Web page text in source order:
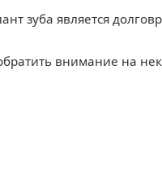
зуба является
внимание на